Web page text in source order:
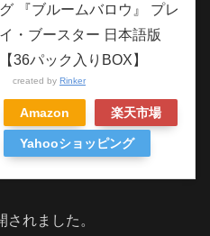
グ 『ブルームバロウ』 プレ
イ・ブースター 日本語版
【36パック入りBOX】
created by Rinker
Amazon 楽天市場
Yahooショッピング
れました。